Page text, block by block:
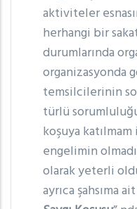
aktiviteler
herhangi bir
durumlarında
organizasyonda
temsilcilerinin
türlü
koşuya
engelimin
olarak yeterli
ayrıca şahsıma